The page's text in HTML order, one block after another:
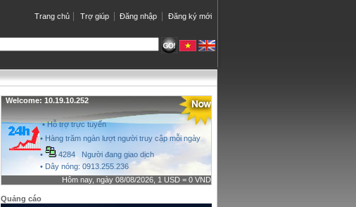
Trang chủ Trợ giúp Đăng nhập Đăng ký mới
Welcome: 10.19.10.252
• Hỗ trợ trực tuyến
• Hàng trăm ngàn lượt người truy cập mỗi ngày
•
4284 Người đang giao dịch
• Dây nóng: 0913.255.236
Hôm nay, ngày 08/08/2026, 1 USD = 0 VND
Quảng cáo